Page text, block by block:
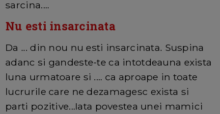
sarcina....
Nu esti insarcinata
Da ... din nou nu esti insarcinata. Suspina
adanc si gandeste-te ca intotdeauna exista
luna urmatoare si .... ca aproape in toate
lucrurile care ne dezamagesc exista si
parti pozitive...Iata povestea unei mamici